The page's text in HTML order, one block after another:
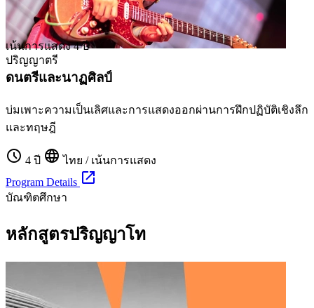
ปริญญาตรี
เน้นการแสดง 4 ปี
ดนตรีและนาฏศิลป์
บ่มเพาะความเป็นเลิศและการแสดงออกผ่านการฝึกปฏิบัติเชิงลึก
และทฤษฎี
schedule 4 ปี language ไทย / เน้นการแสดง
Program Details open_in_new
บัณฑิตศึกษา
หลักสูตรปริญญาโท